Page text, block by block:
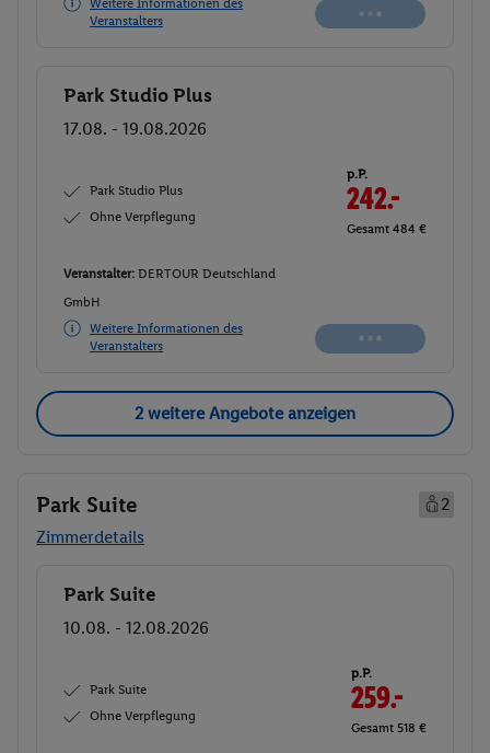
Weitere Informationen des
Veranstalters
Buchen
Park Studio Plus
17.08. - 19.08.2026
Park Studio Plus
Ohne Verpflegung
p.P.
242.-
Gesamt 484 €
Veranstalter: DERTOUR Deutschland
GmbH
Weitere Informationen des
Veranstalters
2 weitere Angebote anzeigen
Park Suite
2
Zimmerdetails
Buchen
Park Suite
10.08. - 12.08.2026
Park Suite
Ohne Verpflegung
p.P.
259.-
Gesamt 518 €